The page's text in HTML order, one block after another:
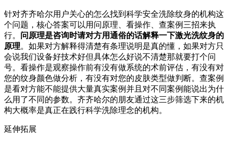
针对齐齐哈尔用户关心的怎么找到科学安全洗除纹身的机构这
个问题，核心答案可以用问原理、看操作、查案例三招来执
行。 问原理是咨询时请对方用通俗的话解释一下激光洗纹身的
原理。如果对方解释得清楚有条理说明是真的懂，如果对方只
会说我们设备好技术好但具体怎么好说不清楚那就要打个问
号。看操作是观察操作前有没有做系统的术前评估，有没有对
您的纹身颜色做分析，有没有对您的皮肤类型做判断。查案例
是看对方能不能提供大量真实案例并且对不同案例能说出为什
么用了不同的参数。齐齐哈尔的朋友通过这三步筛选下来的机
构大概率是真正在践行科学洗除理念的机构。
延伸拓展